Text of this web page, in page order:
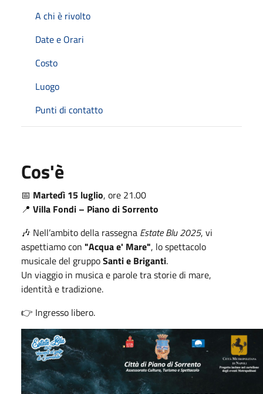
A chi è rivolto
Date e Orari
Costo
Luogo
Punti di contatto
Cos'è
📅 Martedì 15 luglio, ore 21.00
📍 Villa Fondi – Piano di Sorrento
🎶 Nell’ambito della rassegna Estate Blu 2025, vi
aspettiamo con "Acqua e' Mare", lo spettacolo
musicale del gruppoSanti e Briganti.
Un viaggio in musica e parole tra storie di mare,
identità e tradizione.
👉 Ingresso libero.